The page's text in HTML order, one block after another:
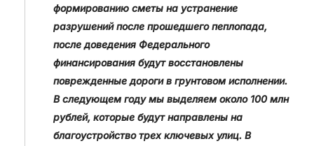
формированию сметы на устранение
разрушений после прошедшего пеплопада,
после доведения Федерального
финансирования будут восстановлены
поврежденные дороги в грунтовом исполнении.
В следующем году мы выделяем около 100 млн
рублей, которые будут направлены на
благоустройство трех ключевых улиц. В